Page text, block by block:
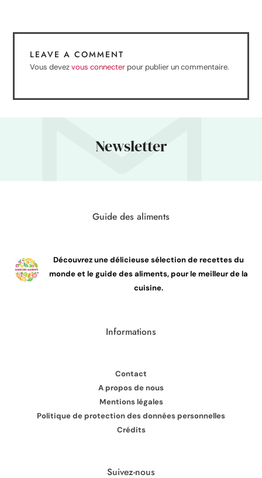
LEAVE A COMMENT
Vous devezvous connecter pour publier un commentaire.
Newsletter
Guide des aliments
Découvrez une délicieuse sélection de recettes du
monde et le guide des aliments, pour le meilleur de la
cuisine.
Informations
Contact
A propos de nous
Mentions légales
Politique de protection des données personnelles
Crédits
Suivez-nous